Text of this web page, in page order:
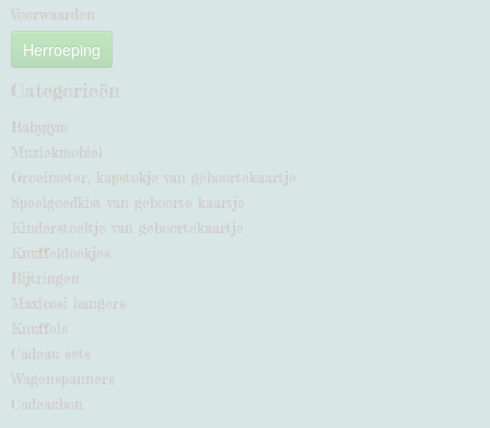
Voorwaarden
Herroeping
Categorieën
Babygym
Muziekmobiel
Groeimeter, kapstokje van geboortekaartje
Speelgoedkist van geboorte kaartje
Kinderstoeltje van geboortekaartje
Knuffeldoekjes
Bijtringen
Maxicosi hangers
Knuffels
Cadeau sets
Wagenspanners
Cadeaubon